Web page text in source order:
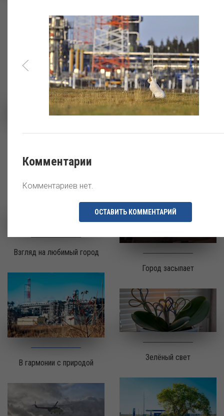
окружающей среды от
техногенных аварий
2_В гармонии с природой
Взгляд на любимый город
В гармонии с природой
Город засыпает
Зелёный свет
Комментарии
Комментариев нет.
ОСТАВИТЬ КОММЕНТАРИЙ